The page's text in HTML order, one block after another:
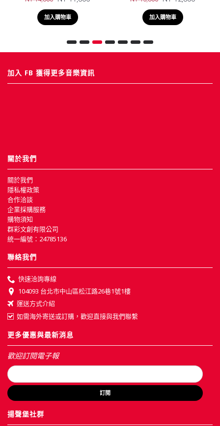
加入購物車 加入購物車
加入 FB 獲得更多音樂資訊
關於我們
關於我們
隱私權政策
合作洽談
企業採購服務
購物須知
群彩文創有限公司
統一編號：24785136
聯絡我們
快速洽詢專線
104093 台北市中山區松江路26巷1號1樓
運送方式介紹
如需海外寄送或訂購，歡迎直接與我們聯繫
更多優惠與最新消息
歡迎訂閱電子報
訂閱
揚聲堡社群